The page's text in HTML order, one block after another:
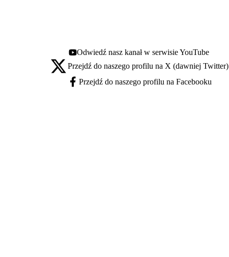
Youtube - otwiera się w nowej karcie
Odwiedź nasz kanał w serwisie YouTube
X - otwiera się w nowej karcie
Przejdź do naszego profilu na X (dawniej Twitter)
Facebook - otwiera się w nowej karcie
Przejdź do naszego profilu na Facebooku